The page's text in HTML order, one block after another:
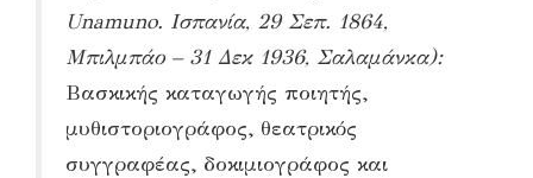
Unamuno. Ισπανία, 29 Σεπ. 1864,
Μπιλμπάο – 31 Δεκ 1936, Σαλαμάνκα):
Βασκικής καταγωγής ποιητής,
μυθιστοριογράφος, θεατρικός
συγγραφέας, δοκιμιογράφος και